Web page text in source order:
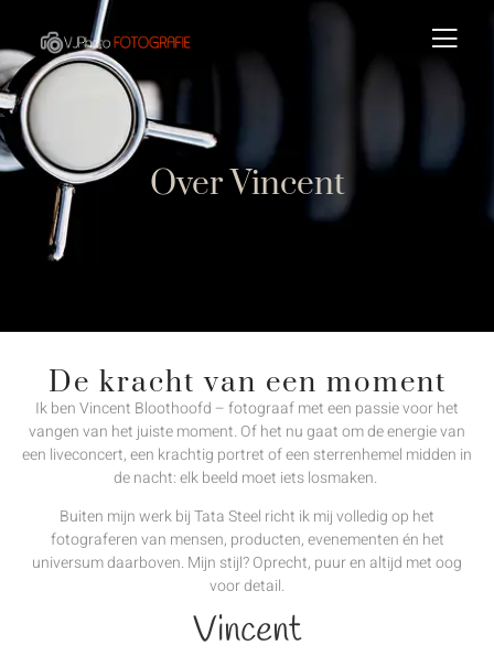
Over Vincent
Over Vincent
De kracht van een moment
Ik ben Vincent Bloothoofd – fotograaf met een passie voor het
vangen van het juiste moment. Of het nu gaat om de energie van
een liveconcert, een krachtig portret of een sterrenhemel midden in
de nacht: elk beeld moet iets losmaken.
Buiten mijn werk bij Tata Steel richt ik mij volledig op het
fotograferen van mensen, producten, evenementen én het
universum daarboven. Mijn stijl? Oprecht, puur en altijd met oog
voor detail.
Vincent